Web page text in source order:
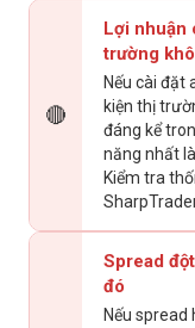
🔴
Lợi nhuận
trường
Nếu cài đặt
kiện thị
đáng kể
năng nhất
Kiểm tra
Spread
đó
Nếu